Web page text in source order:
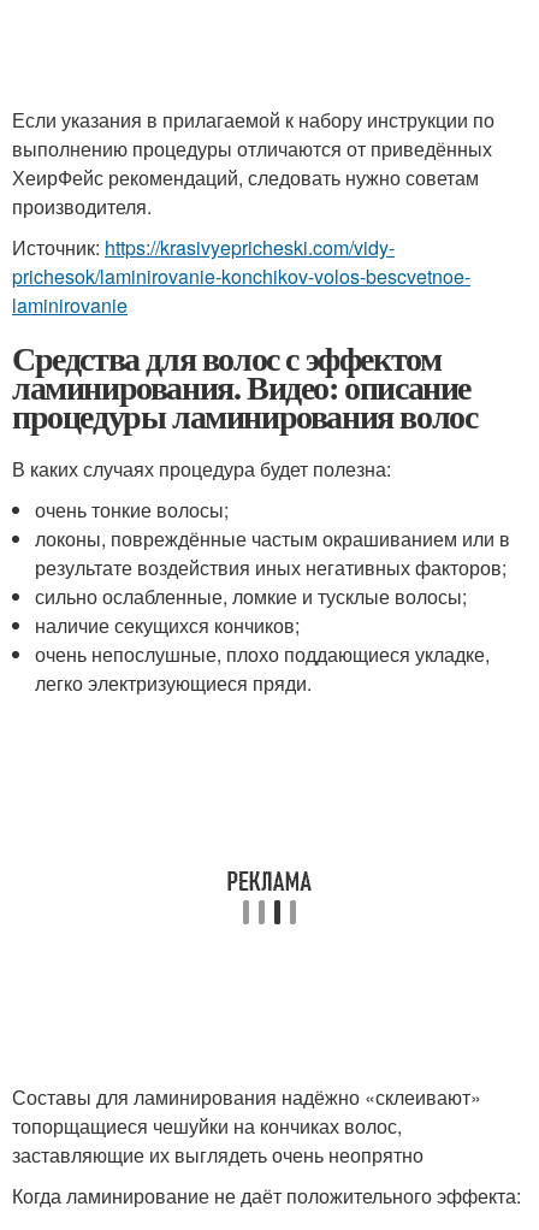
Если указания в прилагаемой к набору инструкции по
выполнению процедуры отличаются от приведённых
ХеирФейс рекомендаций, следовать нужно советам
производителя.
Источник: https://krasivyepricheski.com/vidy-
prichesok/laminirovanie-konchikov-volos-bescvetnoe-
laminirovanie
Средства для волос с эффектом
ламинирования. Видео: описание
процедуры ламинирования волос
В каких случаях процедура будет полезна:
очень тонкие волосы;
локоны, повреждённые частым окрашиванием или в
результате воздействия иных негативных факторов;
сильно ослабленные, ломкие и тусклые волосы;
наличие секущихся кончиков;
очень непослушные, плохо поддающиеся укладке,
легко электризующиеся пряди.
Составы для ламинирования надёжно «склеивают»
топорщащиеся чешуйки на кончиках волос,
заставляющие их выглядеть очень неопрятно
Когда ламинирование не даёт положительного эффекта: